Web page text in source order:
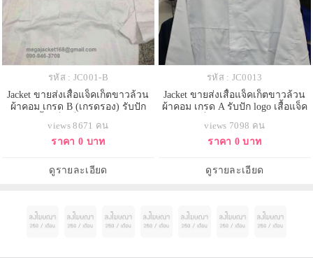
รหัส : JC001-B
Jacket ขายส่งเสื้อแจ็คเก็ตขาวล้วน
ผ้าคอม เกรด B (เกรดรอง) รับปัก
views 8671 คน
ราคา 0 บาท
ดูรายละเอียด
รหัส : JC0013
Jacket ขายส่งเสื้อแจ็คเก็ตขาวล้วน
ผ้าคอม เกรด A รับปัก logo เสื้อแจ็ค
views 7098 คน
ราคา 0 บาท
ดูรายละเอียด